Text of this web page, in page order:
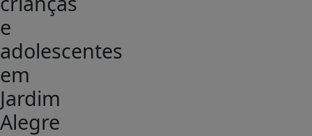
e
adolescentes
em
Jardim
Alegre